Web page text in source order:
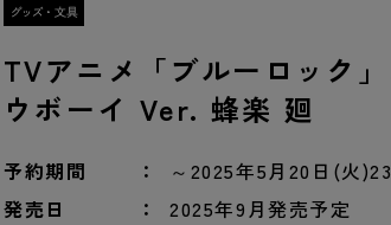
TVアニメ「ブルーロック
ウボーイ Ver. 蜂楽 廻
予約期間
～2025年5月20日(火
発売日
2025年9月発売予定